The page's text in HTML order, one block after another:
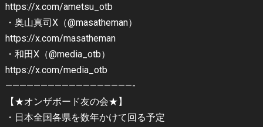
https://x.com/ametsu_otb
・奥山真司X（@masatheman）
https://x.com/masatheman
・和田X（@media_otb）
https://x.com/media_otb
——————————————————-
【★オンザボード友の会★】
・日本全国各県を数年かけて回る予定